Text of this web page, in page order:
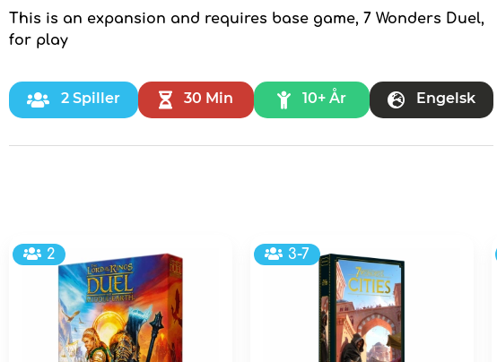
This is an expansion and requires base game, 7 Wonders Duel,
for play
2 Spiller 30 Min 10+ År Engelsk
2 3-7